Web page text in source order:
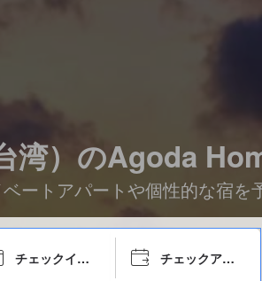
湾）のAgoda
ートアパートや個性的な宿を
チェックイン日 チェックアウト日